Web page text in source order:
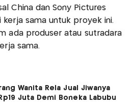
China dan Sony Pictures
sama untuk proyek ini.
ada produser atau sutradara
sama.
Wanita Rela Jual Jiwanya
Juta Demi Boneka Labubu